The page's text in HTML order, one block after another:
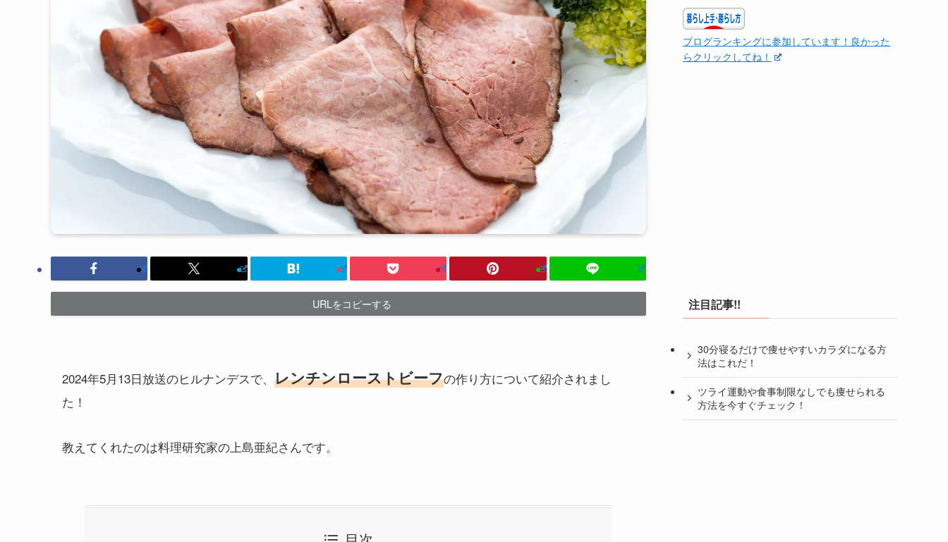
URLをコピーする
2024年5月13日放送のヒルナンデスで、 レンチンローストビーフの作り方について紹介されまし
た！
教えてくれたのは料理研究家の上島亜紀さんです。
ブログランキングに参加しています！良かった
らクリックしてね！
注目記事!!
30分寝るだけで痩せやすいカラダになる方
法はこれだ！
ツライ運動や食事制限なしでも痩せられる
方法を今すぐチェック！